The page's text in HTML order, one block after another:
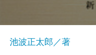
池波正太郎／著